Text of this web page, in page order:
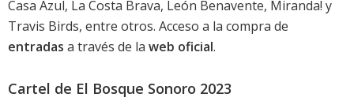
Casa Azul, La Costa Brava, León Benavente, Miranda! y
Travis Birds, entre otros. Acceso a la compra de
entradas a través de la web oficial.
Cartel de El Bosque Sonoro 2023